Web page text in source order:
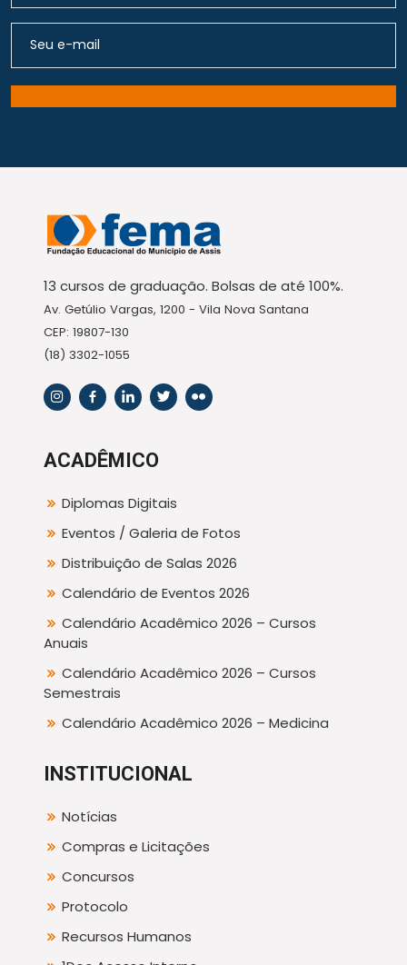
13 cursos de graduação. Bolsas de até 100%.
Av. Getúlio Vargas, 1200 - Vila Nova Santana
CEP: 19807-130
(18) 3302-1055
ACADÊMICO
Diplomas Digitais
Eventos / Galeria de Fotos
Distribuição de Salas 2026
Calendário de Eventos 2026
Calendário Acadêmico 2026 – Cursos
Anuais
Calendário Acadêmico 2026 – Cursos
Semestrais
Calendário Acadêmico 2026 – Medicina
INSTITUCIONAL
Notícias
Compras e Licitações
Concursos
Protocolo
Recursos Humanos